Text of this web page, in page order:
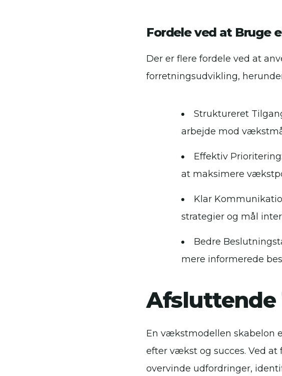
Fordele ved at Bruge
Der er flere fordele ved at
forretningsudvikling,
Struktureret
arbejde mod
Effektiv
at maksimere
Klar
strategier og mål
Bedre
mere informerede
Afsluttende
En vækstmodellen skabelon
efter vækst og succes. Ved
overvinde udfordringer,